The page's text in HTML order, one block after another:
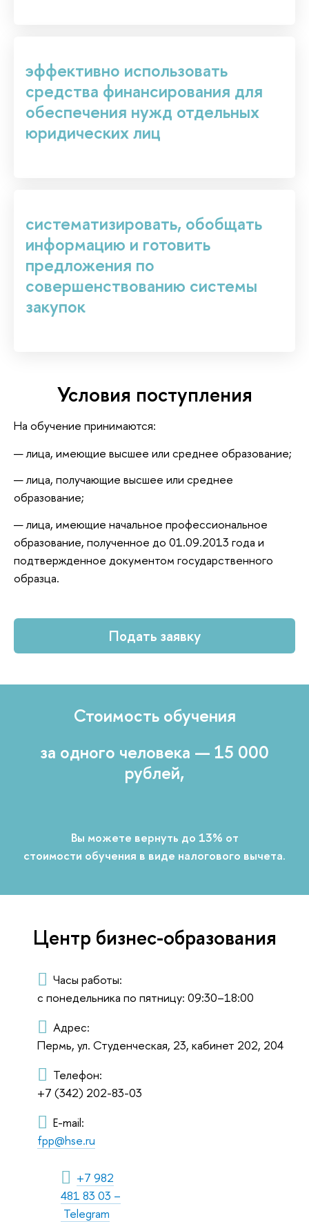
эффективно использовать
средства финансирования для
обеспечения нужд отдельных
юридических лиц
систематизировать, обобщать
информацию и готовить
предложения по
совершенствованию системы
закупок
Условия поступления
На обучение принимаются:
лица, имеющие высшее или среднее образование;
лица, получающие высшее или среднее
образование;
лица, имеющие начальное профессиональное
образование, полученное до 01.09.2013 года и
подтвержденное документом государственного
образца.
Подать заявку
Стоимость обучения
за одного человека — 15 000
рублей,
Вы можете вернуть до 13% от
стоимости обучения в виде налогового вычета.
Центр бизнес-образования
Часы работы:
с понедельника по пятницу: 09:30–18:00
Адрес:
Пермь, ул. Студенческая, 23, кабинет 202, 204
Телефон:
+7 (342) 202-83-03
E-mail:
fpp@hse.ru
+7 982
481 83 03 –
Telegram